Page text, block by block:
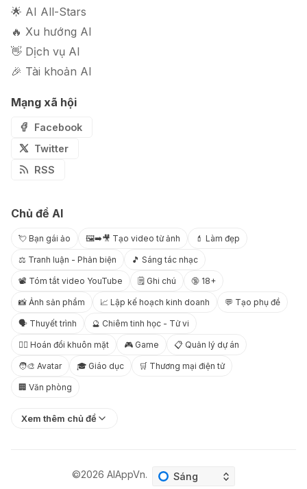
🌟 AI All-Stars
🔥 Xu hướng AI
👋 Dịch vụ AI
🎉 Tài khoản AI
Mạng xã hội
Facebook
Twitter
RSS
Chủ đề AI
💘 Bạn gái ảo 🖼️➡️🎥 Tạo video từ ảnh 💄 Làm đẹp
⚖️ Tranh luận - Phản biện 🎵 Sáng tác nhạc
📽️ Tóm tắt video YouTube 🗒️ Ghi chú 🔞 18+
📸 Ảnh sản phẩm 📈 Lập kế hoạch kinh doanh 💬 Tạo phụ đề
🗣️ Thuyết trình 🔮 Chiêm tinh học - Tử vi
😶‍🌫️ Hoán đổi khuôn mặt 🎮 Game 📋 Quản lý dự án
🧑‍🎨 Avatar 🎓 Giáo dục 🛒 Thương mại điện tử
🏢 Văn phòng
Xem thêm chủ đề
©2026 AIAppVn.